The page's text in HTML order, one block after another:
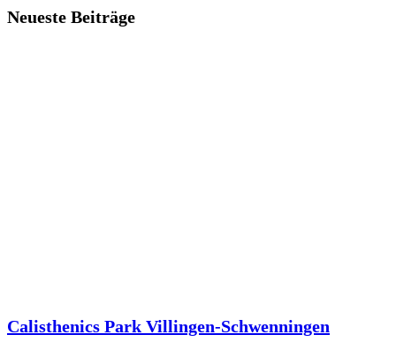
Neueste Beiträge
Calisthenics Park Villingen-Schwenningen